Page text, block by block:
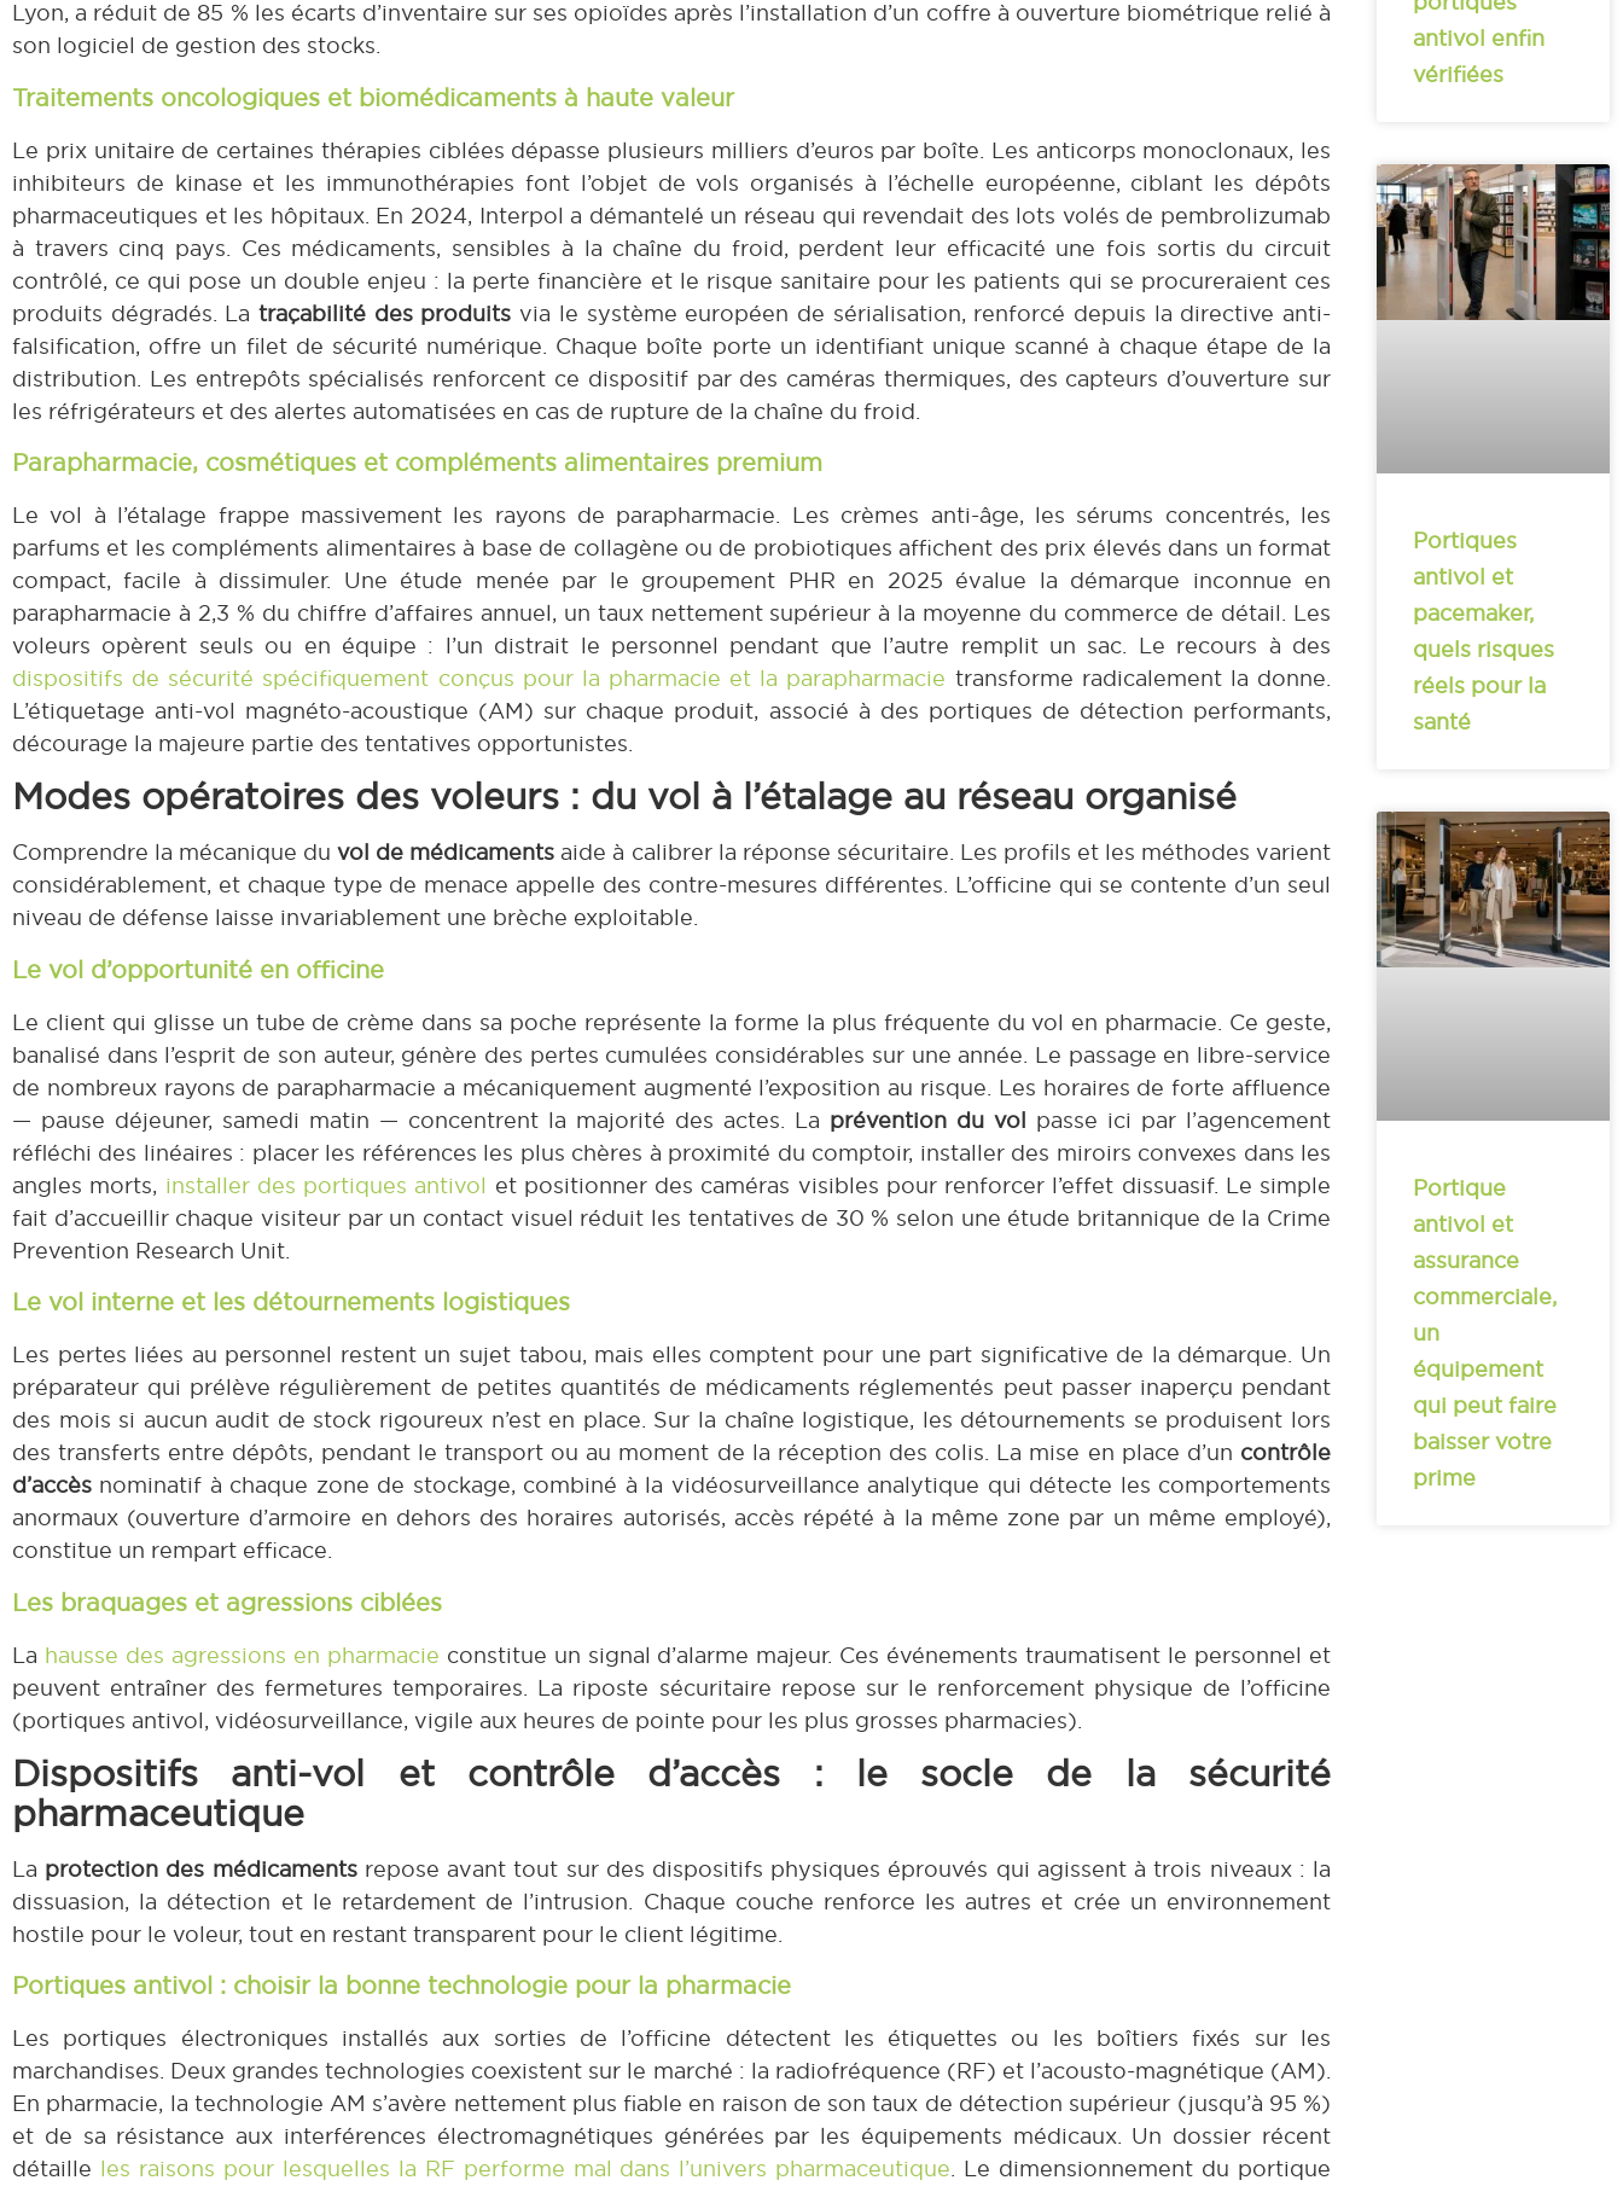
Lyon, a réduit de 85 % les écarts d’inventaire sur ses opioïdes après l’installation d’un coffre à ouverture biométrique relié à
son logiciel de gestion des stocks.
Traitements oncologiques et biomédicaments à haute valeur
Le prix unitaire de certaines thérapies ciblées dépasse plusieurs milliers d’euros par boîte. Les anticorps monoclonaux, les
inhibiteurs de kinase et les immunothérapies font l’objet de vols organisés à l’échelle européenne, ciblant les dépôts
pharmaceutiques et les hôpitaux. En 2024, Interpol a démantelé un réseau qui revendait des lots volés de pembrolizumab
à travers cinq pays. Ces médicaments, sensibles à la chaîne du froid, perdent leur efficacité une fois sortis du circuit
contrôlé, ce qui pose un double enjeu : la perte financière et le risque sanitaire pour les patients qui se procureraient ces
produits dégradés. Latraçabilité des produits via le système européen de sérialisation, renforcé depuis la directive anti-
falsification, offre un filet de sécurité numérique. Chaque boîte porte un identifiant unique scanné à chaque étape de la
distribution. Les entrepôts spécialisés renforcent ce dispositif par des caméras thermiques, des capteurs d’ouverture sur
les réfrigérateurs et des alertes automatisées en cas de rupture de la chaîne du froid.
Parapharmacie, cosmétiques et compléments alimentaires premium
Le vol à l’étalage frappe massivement les rayons de parapharmacie. Les crèmes anti-âge, les sérums concentrés, les
parfums et les compléments alimentaires à base de collagène ou de probiotiques affichent des prix élevés dans un format
compact, facile à dissimuler. Une étude menée par le groupement PHR en 2025 évalue la démarque inconnue en
parapharmacie à 2,3 % du chiffre d’affaires annuel, un taux nettement supérieur à la moyenne du commerce de détail. Les
voleurs opèrent seuls ou en équipe : l’un distrait le personnel pendant que l’autre remplit un sac. Le recours à des
dispositifs de sécurité spécifiquement conçus pour la pharmacie et la parapharmacie transforme radicalement la donne.
L’étiquetage anti-vol magnéto-acoustique (AM) sur chaque produit, associé à des portiques de détection performants,
décourage la majeure partie des tentatives opportunistes.
Modes opératoires des voleurs : du vol à l’étalage au réseau organisé
Comprendre la mécanique duvol de médicaments aide à calibrer la réponse sécuritaire. Les profils et les méthodes varient
considérablement, et chaque type de menace appelle des contre-mesures différentes. L’officine qui se contente d’un seul
niveau de défense laisse invariablement une brèche exploitable.
Le vol d’opportunité en officine
Le client qui glisse un tube de crème dans sa poche représente la forme la plus fréquente du vol en pharmacie. Ce geste,
banalisé dans l’esprit de son auteur, génère des pertes cumulées considérables sur une année. Le passage en libre-service
de nombreux rayons de parapharmacie a mécaniquement augmenté l’exposition au risque. Les horaires de forte affluence
— pause déjeuner, samedi matin — concentrent la majorité des actes. La prévention du vol passe ici par l’agencement
réfléchi des linéaires : placer les références les plus chères à proximité du comptoir, installer des miroirs convexes dans les
angles morts, installer des portiques antivol et positionner des caméras visibles pour renforcer l’effet dissuasif. Le simple
fait d’accueillir chaque visiteur par un contact visuel réduit les tentatives de 30 % selon une étude britannique de la Crime
Prevention Research Unit.
Le vol interne et les détournements logistiques
Les pertes liées au personnel restent un sujet tabou, mais elles comptent pour une part significative de la démarque. Un
préparateur qui prélève régulièrement de petites quantités de médicaments réglementés peut passer inaperçu pendant
des mois si aucun audit de stock rigoureux n’est en place. Sur la chaîne logistique, les détournements se produisent lors
des transferts entre dépôts, pendant le transport ou au moment de la réception des colis. La mise en place d’un contrôle
d’accès nominatif à chaque zone de stockage, combiné à la vidéosurveillance analytique qui détecte les comportements
anormaux (ouverture d’armoire en dehors des horaires autorisés, accès répété à la même zone par un même employé),
constitue un rempart efficace.
Les braquages et agressions ciblées
La hausse des agressions en pharmacie constitue un signal d’alarme majeur. Ces événements traumatisent le personnel et
peuvent entraîner des fermetures temporaires. La riposte sécuritaire repose sur le renforcement physique de l’officine
(portiques antivol, vidéosurveillance, vigile aux heures de pointe pour les plus grosses pharmacies).
Dispositifs anti-vol et contrôle d’accès : le socle de la sécurité
pharmaceutique
La protection des médicamentsrepose avant tout sur des dispositifs physiques éprouvés qui agissent à trois niveaux : la
dissuasion, la détection et le retardement de l’intrusion. Chaque couche renforce les autres et crée un environnement
hostile pour le voleur, tout en restant transparent pour le client légitime.
Portiques antivol : choisir la bonne technologie pour la pharmacie
Les portiques électroniques installés aux sorties de l’officine détectent les étiquettes ou les boîtiers fixés sur les
marchandises. Deux grandes technologies coexistent sur le marché : la radiofréquence (RF) et l’acousto-magnétique (AM).
En pharmacie, la technologie AM s’avère nettement plus fiable en raison de son taux de détection supérieur (jusqu’à 95 %)
et de sa résistance aux interférences électromagnétiques générées par les équipements médicaux. Un dossier récent
détaille les raisons pour lesquelles la RF performe mal dans l’univers pharmaceutique. Le dimensionnement du portique
antivol enfin
vérifiées
Portiques
antivol et
pacemaker,
quels risques
réels pour la
santé
Portique
antivol et
assurance
commerciale,
un
équipement
qui peut faire
baisser votre
prime